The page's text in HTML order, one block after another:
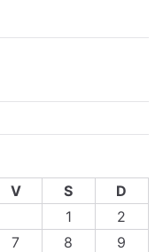
V S
D
1
2
7 8
9